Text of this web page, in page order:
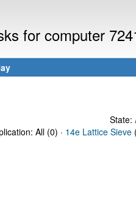
for computer
State:
All (0) · 14e Lattice Sieve